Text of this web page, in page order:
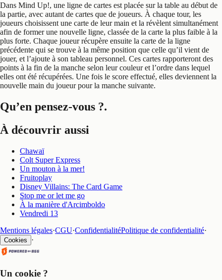
Dans Mind Up!, une ligne de cartes est placée sur la table au début de
la partie, avec autant de cartes que de joueurs. À chaque tour, les
joueurs choisissent une carte de leur main et la révèlent simultanément
afin de former une nouvelle ligne, classée de la carte la plus faible à la
plus forte. Chaque joueur récupère ensuite la carte de la ligne
précédente qui se trouve à la même position que celle qu’il vient de
jouer, et l’ajoute à son tableau personnel. Ces cartes rapporteront des
points à la fin de la manche selon leur couleur et l’ordre dans lequel
elles ont été récupérées. Une fois le score effectué, elles deviennent la
nouvelle main du joueur pour la manche suivante.
Qu’en pensez-vous ?.
À découvrir aussi
Chawaï
Colt Super Express
Un mouton à la mer!
Fruitoplay
Disney Villains: The Card Game
Stop me or let me go
À la manière d'Arcimboldo
Vendredi 13
Mentions légales·CGU·ConfidentialitéPolitique de confidentialité·
Cookies ·
Un cookie ?